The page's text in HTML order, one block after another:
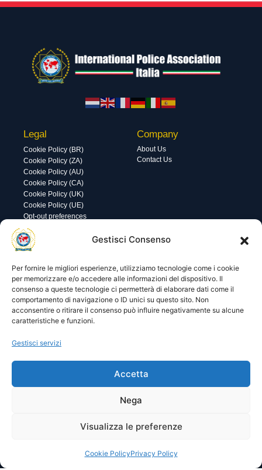
Gestisci Consenso
Per fornire le migliori esperienze, utilizziamo tecnologie come i cookie
per memorizzare e/o accedere alle informazioni del dispositivo. Il
consenso a queste tecnologie ci permetterà di elaborare dati come il
comportamento di navigazione o ID unici su questo sito. Non
acconsentire o ritirare il consenso può influire negativamente su alcune
caratteristiche e funzioni.
Gestisci servizi
Accetta
Nega
Visualizza le preferenze
Cookie PolicyPrivacy Policy
Legal
Cookie Policy (BR)
Cookie Policy (ZA)
Cookie Policy (AU)
Cookie Policy (CA)
Cookie Policy (UK)
Cookie Policy (UE)
Opt-out preferences
Company
About Us
Contact Us
Utility
Visite di oggi: 96
Visite totali: 14102
Area gestione
Password
© 2025 I.P.A. Italia E.T.S. n. 36463 – Via Niccolò Copernico nr.
ipaitalia@pec.ipa-italia.it –Powered by